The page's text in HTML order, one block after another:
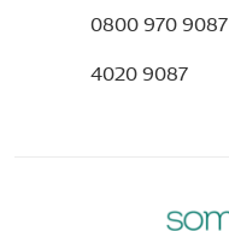
0800 970 9087
4020 9087